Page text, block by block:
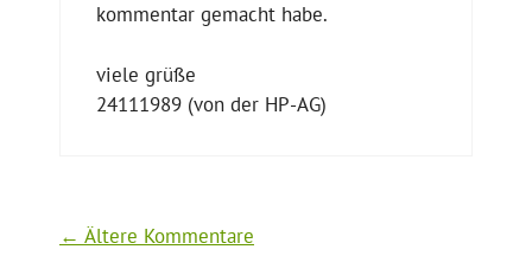
kommentar gemacht habe.
viele grüße
24111989 (von der HP-AG)
Kommentarnavigation
← Ältere Kommentare